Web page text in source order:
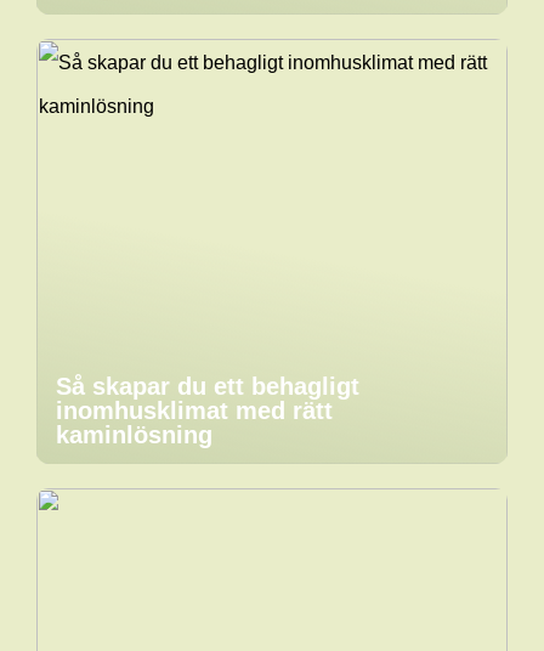
Så skapar du ett behagligt
inomhusklimat med rätt
kaminlösning